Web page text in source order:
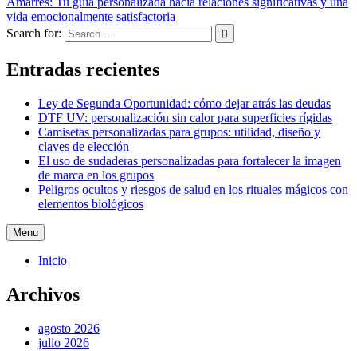
vida emocionalmente satisfactoria
Search for:
Entradas recientes
Ley de Segunda Oportunidad: cómo dejar atrás las deudas
DTF UV: personalización sin calor para superficies rígidas
Camisetas personalizadas para grupos: utilidad, diseño y
claves de elección
El uso de sudaderas personalizadas para fortalecer la imagen
de marca en los grupos
Peligros ocultos y riesgos de salud en los rituales mágicos con
elementos biológicos
Menu
Inicio
Archivos
agosto 2026
julio 2026